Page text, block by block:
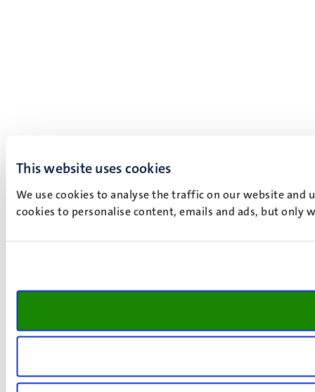
This website uses cookies
We use cookies to analyse the traffic on our website and
cookies to personalise content, emails and ads, but only